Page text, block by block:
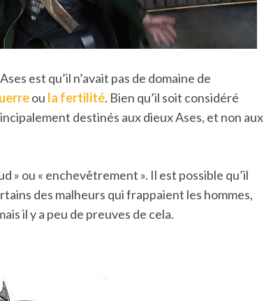
est qu’il n’avait pas de domaine de
ou la fertilité. Bien qu’il soit considéré
destinés aux dieux Ases, et non aux
» ou « enchevêtrement ». Il est possible qu’il
des malheurs qui frappaient les hommes,
il y a peu de preuves de cela.